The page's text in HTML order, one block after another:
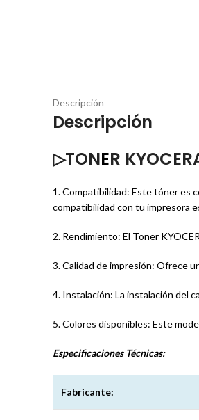
Descripción
Descripción
▷TONER
1. Compatibilidad: Este tóner es
compatibilidad con tu impresora
2. Rendimiento: El Toner
3. Calidad de impresión: Ofrece
4. Instalación: La instalación del
5. Colores disponibles: Este
Especificaciones Técnicas:
Fabricante: